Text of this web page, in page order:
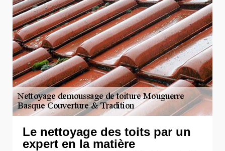
Le nettoyage des toits par un
expert en la matière